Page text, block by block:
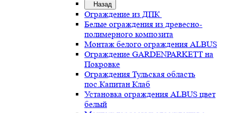
Назад
Ограждение из ДПК
Белые ограждения из древесно-
полимерного композита
Монтаж белого ограждения ALBUS
Ограждение GARDENPARKETT на
Покровке
Ограждения Тульская область
пос.Капитан Клаб
Установка ограждения ALBUS цвет
белый